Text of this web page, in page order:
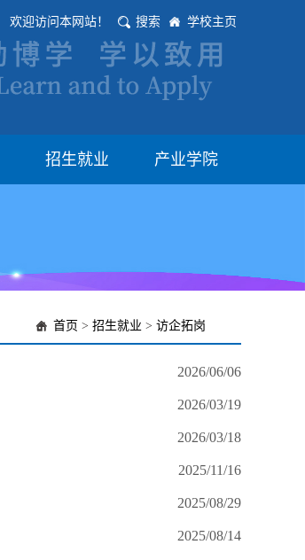
欢迎访问本网站！ 搜索 学校主页
招生就业 产业学院
首页 > 招生就业 > 访企拓岗
2026/06/06
2026/03/19
2026/03/18
2025/11/16
2025/08/29
2025/08/14